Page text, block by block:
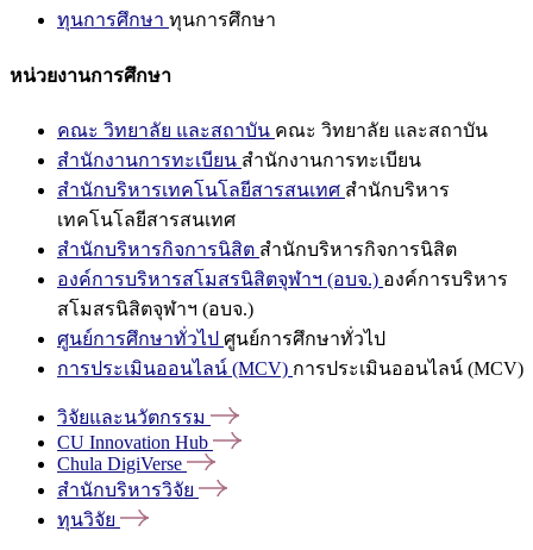
ทุนการศึกษา ทุนการศึกษา
หน่วยงานการศึกษา
คณะ วิทยาลัย และสถาบัน คณะ วิทยาลัย และสถาบัน
สำนักงานการทะเบียน สำนักงานการทะเบียน
สำนักบริหารเทคโนโลยีสารสนเทศ สำนักบริหาร
เทคโนโลยีสารสนเทศ
สำนักบริหารกิจการนิสิต สำนักบริหารกิจการนิสิต
องค์การบริหารสโมสรนิสิตจุฬาฯ (อบจ.) องค์การบริหาร
สโมสรนิสิตจุฬาฯ (อบจ.)
ศูนย์การศึกษาทั่วไป ศูนย์การศึกษาทั่วไป
การประเมินออนไลน์ (MCV) การประเมินออนไลน์ (MCV)
วิจัยและนวัตกรรม
CU Innovation Hub
Chula DigiVerse
สำนักบริหารวิจัย
ทุนวิจัย